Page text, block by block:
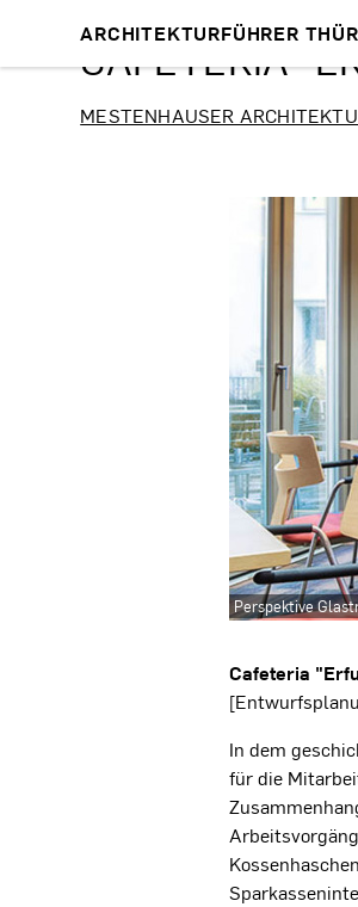
ARCHITEKTURFÜHRER
CAFETERIA
MESTENHAUSER
Perspektive
Cafeteria
In dem
für die